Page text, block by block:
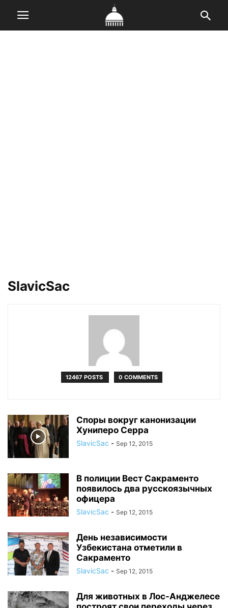
SlavicSac
12467 POSTS 0 COMMENTS
Споры вокруг канонизации
Хуниперо Серра
SlavicSac - Sep 12, 2015
В полиции Вест Сакраменто
появилось два русскоязычных
офицера
SlavicSac - Sep 12, 2015
День независимости
Узбекистана отметили в
Сакраменто
SlavicSac - Sep 12, 2015
Для животных в Лос-Анджелесе